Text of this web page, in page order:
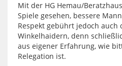
Mit der HG Hemau/
Spiele gesehen, bessere
Respekt gebührt jedoch
Winkelhaidern, denn
aus eigener Erfahrung, wie
Relegation ist.